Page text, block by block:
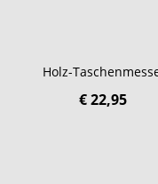
Holz-
€ 22,95